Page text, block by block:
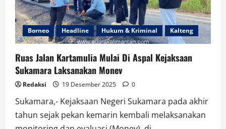
Borneo Headline Hukum & Kriminal Kalteng
Ruas Jalan Kartamulia Mulai Di Aspal Kejaksaan
Sukamara Laksanakan Monev
Redaksi 19 Desember 2025 0
Sukamara,- Kejaksaan Negeri Sukamara pada akhir
tahun sejak pekan kemarin kembali melaksanakan